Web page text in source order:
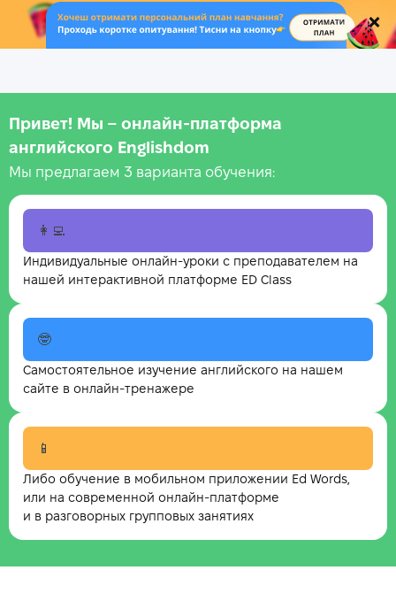
.
Привет! Мы – онлайн‑платформа
английского Englishdom
Мы предлагаем 3 варианта обучения:
👩‍💻
Индивидуальные онлайн-уроки с преподавателем на
нашей интерактивной платформе ED Class
🤓
Самостоятельное изучение английского на нашем
сайте в онлайн-тренажере
📱
Либо обучение в мобильном приложении Ed Words,
или на современной онлайн-платформе
и в разговорных групповых занятиях